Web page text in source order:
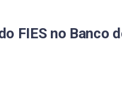
FIES no Banco